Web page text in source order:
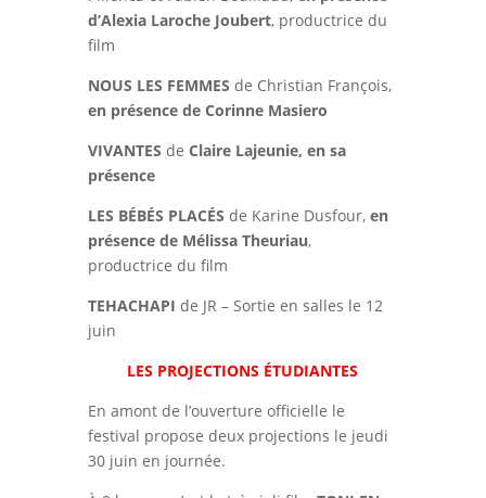
d’Alexia Laroche Joubert, productrice du
film
NOUS LES FEMMES de Christian François,
en présence de Corinne Masiero
VIVANTES de Claire Lajeunie, en sa
présence
LES BÉBÉS PLACÉS de Karine Dusfour, en
présence de Mélissa Theuriau,
productrice du film
TEHACHAPI de JR – Sortie en salles le 12
juin
LES PROJECTIONS ÉTUDIANTES
En amont de l’ouverture officielle le
festival propose deux projections le jeudi
30 juin en journée.